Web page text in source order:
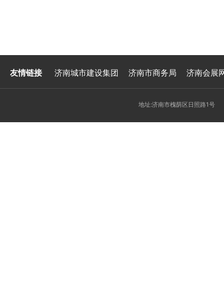
友情链接 济南城市建设集团 济南市商务局 济南会展
地址:济南市槐荫区日照路1号